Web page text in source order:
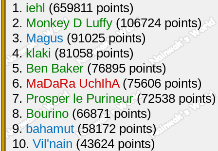
1. iehl (659811 points)
2. Monkey D Luffy (106724 points)
3. Magus (91025 points)
4.klaki (81058 points)
5. Ben Baker (76895 points)
6. MaDaRa UchIhA(75606 points)
7. Prosper le Purineur(72538 points)
8. Bourino (66871 points)
9.bahamut(58172 points)
10. Vil'nain (43624 points)